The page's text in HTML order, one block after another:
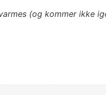
(og kommer ikke